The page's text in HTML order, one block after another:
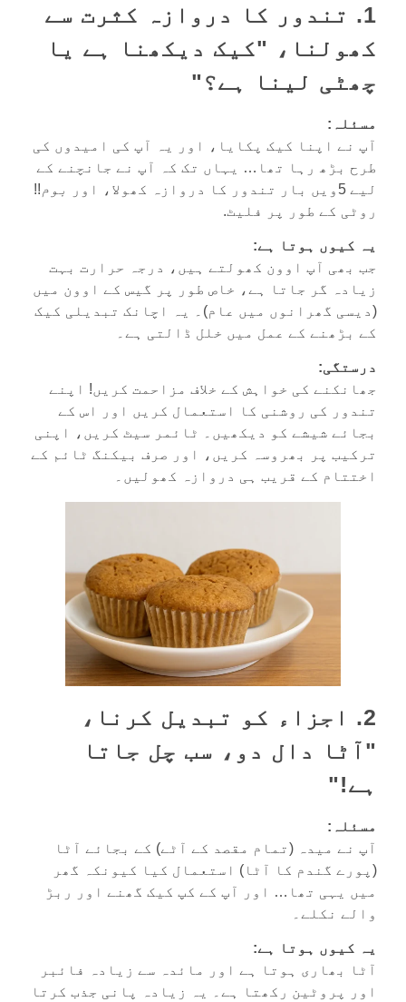
1. تندور کا دروازہ کثرت سے
کھولنا، "کیک دیکھنا ہے یا
چھٹی لینا ہے؟"
مسئلہ:
آپ نے اپنا کیک پکایا، اور یہ آپ کی امیدوں کی
طرح بڑھ رہا تھا… یہاں تک کہ آپ نے جانچنے کے
لیے 5ویں بار تندور کا دروازہ کھولا، اور
بوم!!
روٹی کے طور پر فلیٹ.
یہ کیوں ہوتا ہے:
جب بھی آپ اوون کھولتے ہیں، درجہ حرارت بہت
زیادہ گر جاتا ہے، خاص طور پر گیس کے اوون میں
(دیسی گھرانوں میں عام)۔ یہ اچانک تبدیلی کیک
کے بڑھنے کے عمل میں خلل ڈالتی ہے۔
درستگی:
جھانکنے کی خواہش کے خلاف مزاحمت کریں! اپنے
تندور کی روشنی کا استعمال کریں اور اس کے
بجائے شیشے کو دیکھیں۔ ٹائمر سیٹ کریں، اپنی
ترکیب پر بھروسہ کریں، اور صرف بیکنگ ٹائم کے
اختتام کے قریب ہی دروازہ کھولیں۔
2. اجزاء کو تبدیل کرنا،
"آٹا دال دو، سب چل جاتا
ہے!"
مسئلہ:
آپ نے میدہ (تمام مقصد کے آٹے) کے بجائے آٹا
(پورے گندم کا آٹا) استعمال کیا کیونکہ گھر
میں یہی تھا… اور آپ کے کپ کیک گھنے اور ربڑ
والے نکلے۔
یہ کیوں ہوتا ہے:
آٹا بھاری ہوتا ہے اور مائدہ سے زیادہ فائبر
اور پروٹین رکھتا ہے۔ یہ زیادہ پانی جذب کرتا